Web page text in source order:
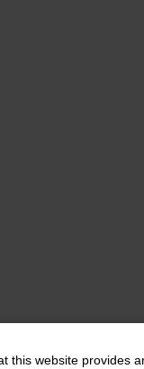
this website provides